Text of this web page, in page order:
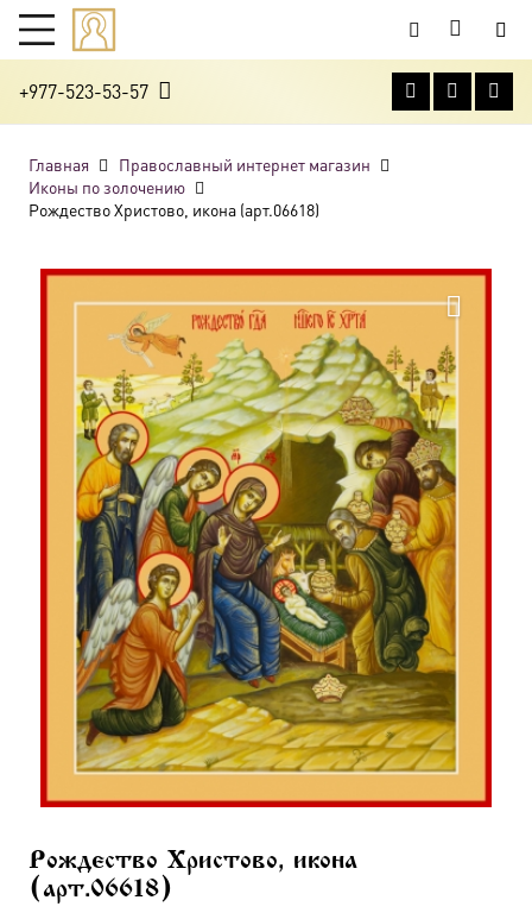
+977-523-53-57
Главная
Православный интернет магазин
Иконы по золочению
Рождество Христово, икона (арт.06618)
Рождество Христово, икона
(арт.06618)